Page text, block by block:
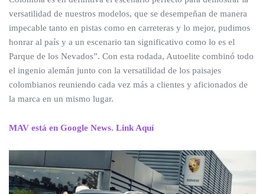
versatilidad de nuestros modelos, que se desempeñan de manera
impecable tanto en pistas como en carreteras y lo mejor, pudimos
honrar al país y a un escenario tan significativo como lo es el
Parque de los Nevados”. Con esta rodada, Autoelite combinó todo
el ingenio alemán junto con la versatilidad de los paisajes
colombianos reuniendo cada vez más a clientes y aficionados de
la marca en un mismo lugar.
MAV está en Google News. Link Aquí